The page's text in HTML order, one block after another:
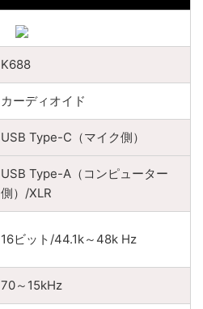
K688
カーディオイド
USB Type-C（マイク側）
USB Type-A（コンピューター
側）/XLR
16ビット/44.1k～48k Hz
70～15kHz